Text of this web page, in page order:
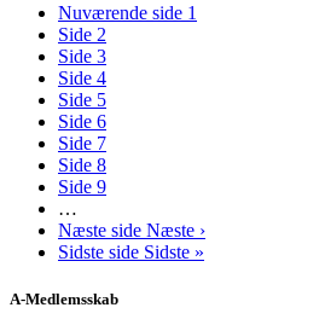
Nuværende side 1
Side 2
Side 3
Side 4
Side 5
Side 6
Side 7
Side 8
Side 9
…
Næste side Næste ›
Sidste side Sidste »
A-Medlemsskab